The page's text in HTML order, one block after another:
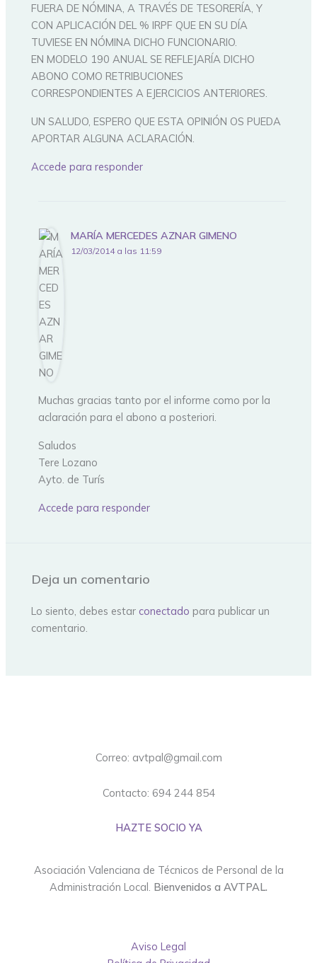
FUERA DE NÓMINA, A TRAVÉS DE TESORERÍA, Y
CON APLICACIÓN DEL % IRPF QUE EN SU DÍA
TUVIESE EN NÓMINA DICHO FUNCIONARIO.
EN MODELO 190 ANUAL SE REFLEJARÍA DICHO
ABONO COMO RETRIBUCIONES
CORRESPONDIENTES A EJERCICIOS ANTERIORES.
UN SALUDO, ESPERO QUE ESTA OPINIÓN OS PUEDA
APORTAR ALGUNA ACLARACIÓN.
Accede para responder
MARÍA MERCEDES AZNAR GIMENO
12/03/2014 a las 11:59
Muchas gracias tanto por el informe como por la
aclaración para el abono a posteriori.
Saludos
Tere Lozano
Ayto. de Turís
Accede para responder
Deja un comentario
Lo siento, debes estar conectado para publicar un
comentario.
Correo: avtpal@gmail.com
Contacto: 694 244 854
HAZTE SOCIO YA
Asociación Valenciana de Técnicos de Personal de la
Administración Local. Bienvenidos a AVTPAL.
Aviso Legal